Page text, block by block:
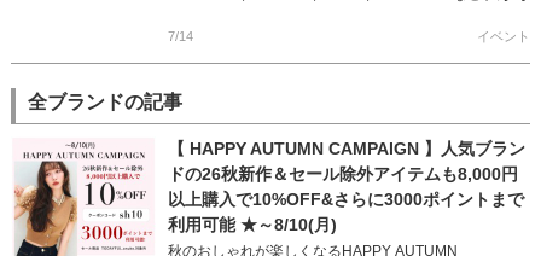
7/14 イベント
全ブランドの記事
【 HAPPY AUTUMN CAMPAIGN 】人気ブラン
ドの26秋新作＆セール除外アイテムも8,000円
以上購入で10%OFF&さらに3000ポイントまで
利用可能 ★～8/10(月)
秋のおしゃれが楽しくなるHAPPY AUTUMN